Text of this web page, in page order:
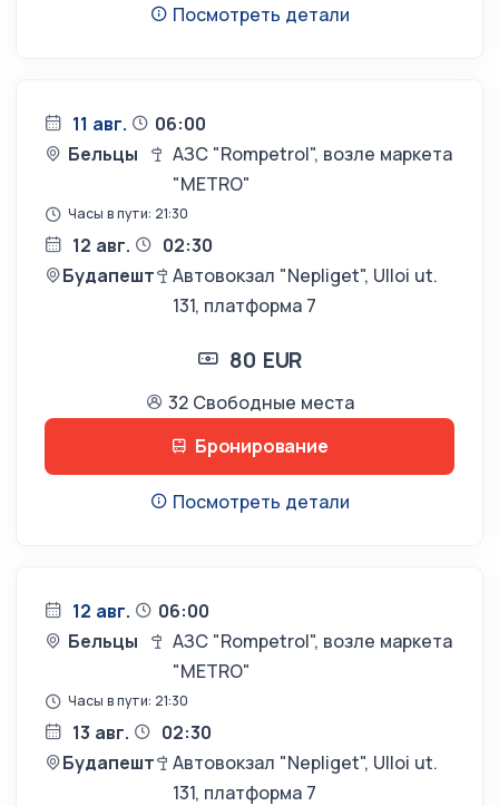
Посмотреть детали
11 авг.
06:00
Бельцы
АЗС "Rompetrol", возле маркета
"METRO"
Часы в пути: 21:30
12 авг.
02:30
Будапешт
Автовокзал "Nepliget", Ulloi ut.
131, платформа 7
80 EUR
32 Свободные места
Бронирование
Посмотреть детали
12 авг.
06:00
Бельцы
АЗС "Rompetrol", возле маркета
"METRO"
Часы в пути: 21:30
13 авг.
02:30
Будапешт
Автовокзал "Nepliget", Ulloi ut.
131, платформа 7